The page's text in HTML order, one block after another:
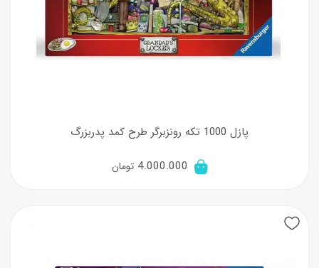
پازل 1000 تکه رونزبرگر طرح کمد پدربزرگ
4.000.000 تومان